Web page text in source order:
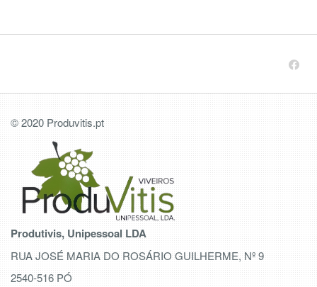
© 2020 Produvitis.pt
Produtivis, Unipessoal LDA
RUA JOSÉ MARIA DO ROSÁRIO GUILHERME, Nº 9
2540-516 PÓ